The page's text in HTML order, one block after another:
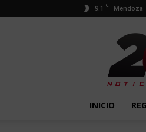
9.1 C Mendoza
2634
Diario
INICIO